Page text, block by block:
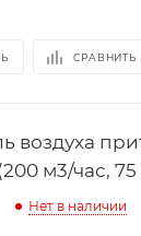
СРАВНИТЬ
воздуха
м3/час, 75
Нет в наличии